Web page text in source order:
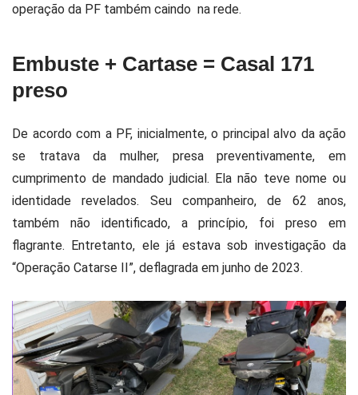
operação da PF também caindo na rede.
Embuste + Cartase = Casal 171
preso
De acordo com a PF, inicialmente, o principal alvo da ação
se tratava da mulher, presa preventivamente, em
cumprimento de mandado judicial. Ela não teve nome ou
identidade revelados. Seu companheiro, de 62 anos,
também não identificado, a princípio, foi preso em
flagrante. Entretanto, ele já estava sob investigação da
“Operação Catarse II”, deflagrada em junho de 2023.